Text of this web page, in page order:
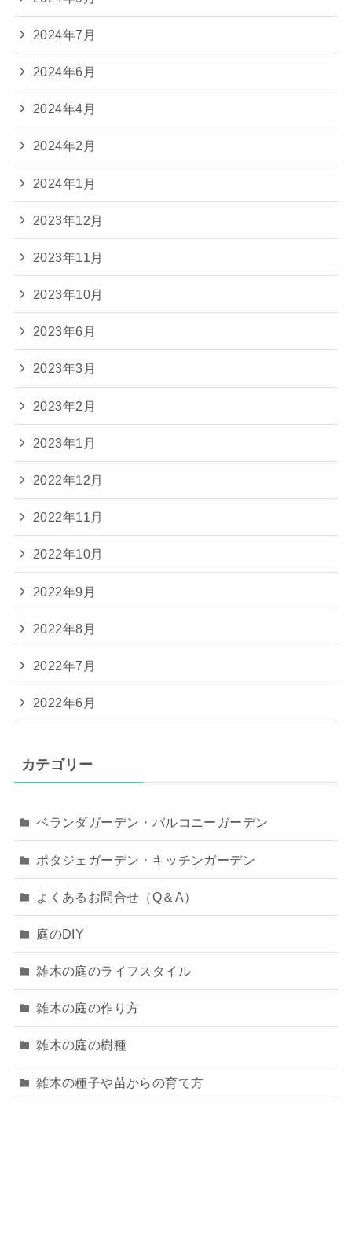
2024年7月
2024年6月
2024年4月
2024年2月
2024年1月
2023年12月
2023年11月
2023年10月
2023年6月
2023年3月
2023年2月
2023年1月
2022年12月
2022年11月
2022年10月
2022年9月
2022年8月
2022年7月
2022年6月
カテゴリー
ベランダガーデン・バルコニーガーデン
ポタジェガーデン・キッチンガーデン
よくあるお問合せ（Q＆A）
庭のDIY
雑木の庭のライフスタイル
雑木の庭の作り方
雑木の庭の樹種
雑木の種子や苗からの育て方